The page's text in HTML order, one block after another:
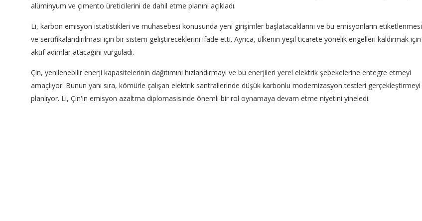
alüminyum ve çimento üreticilerini de dahil etme planını açıkladı.
Li, karbon emisyon istatistikleri ve muhasebesi konusunda yeni girişimler başlatacaklarını ve bu emisyonların etiketlenmesi
ve sertifikalandırılması için bir sistem geliştireceklerini ifade etti. Ayrıca, ülkenin yeşil ticarete yönelik engelleri kaldırmak için
aktif adımlar atacağını vurguladı.
Çin, yenilenebilir enerji kapasitelerinin dağıtımını hızlandırmayı ve bu enerjileri yerel elektrik şebekelerine entegre etmeyi
amaçlıyor. Bunun yanı sıra, kömürle çalışan elektrik santrallerinde düşük karbonlu modernizasyon testleri gerçekleştirmeyi
planlıyor. Li, Çin'in emisyon azaltma diplomasisinde önemli bir rol oynamaya devam etme niyetini yineledi.